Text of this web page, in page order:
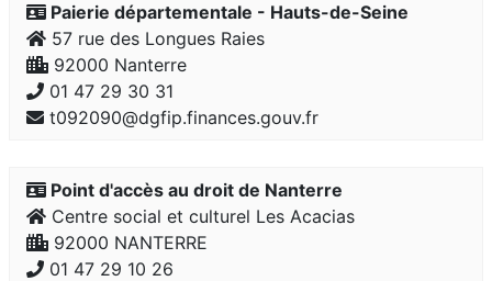
Paierie départementale - Hauts-de-Seine
57 rue des Longues Raies
92000 Nanterre
01 47 29 30 31
t092090@dgfip.finances.gouv.fr
Point d'accès au droit de Nanterre
Centre social et culturel Les Acacias
92000 NANTERRE
01 47 29 10 26